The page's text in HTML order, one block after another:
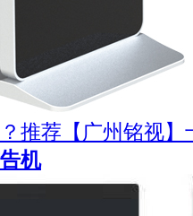
推荐【广州铭视
机